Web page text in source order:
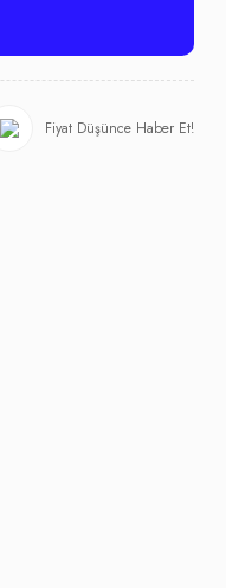
Fiyat Düşünce Haber Et!